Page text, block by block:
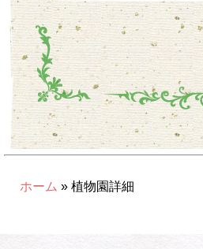
ホーム » 植物園詳細